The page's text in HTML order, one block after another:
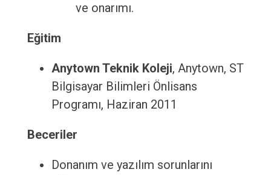
ve onarımı.
Eğitim
Anytown Teknik Koleji, Anytown, ST
Bilgisayar Bilimleri Önlisans
Programı, Haziran 2011
Beceriler
Donanım ve yazılım sorunlarını